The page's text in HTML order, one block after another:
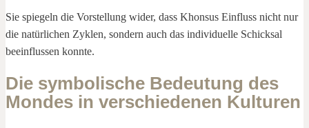
Sie spiegeln die Vorstellung wider, dass Khonsus Einfluss nicht nur
die natürlichen Zyklen, sondern auch das individuelle Schicksal
beeinflussen konnte.
Die symbolische Bedeutung des
Mondes in verschiedenen Kulturen